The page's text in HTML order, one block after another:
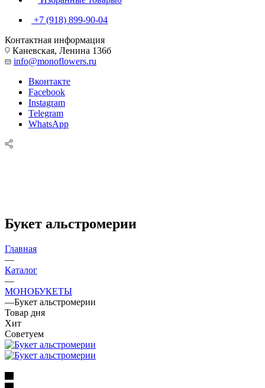
+7 (918) 899-90-04
Контактная информация
Каневская, Ленина 136б
info@monoflowers.ru
Вконтакте
Facebook
Instagram
Telegram
WhatsApp
Букет альстромерии
Главная
—
Каталог
—
МОНОБУКЕТЫ
—Букет альстромерии
Товар дня
Хит
Советуем